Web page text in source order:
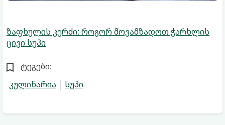
ზაფხულის კერძი: როგორ მოვამზადოთ ჭარხლის
ცივი სუპი
ტეგები:
კულინარია
სუპი